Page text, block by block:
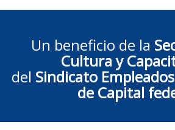
Un beneficio de la
Cultura y
del Sindicato
de Capital